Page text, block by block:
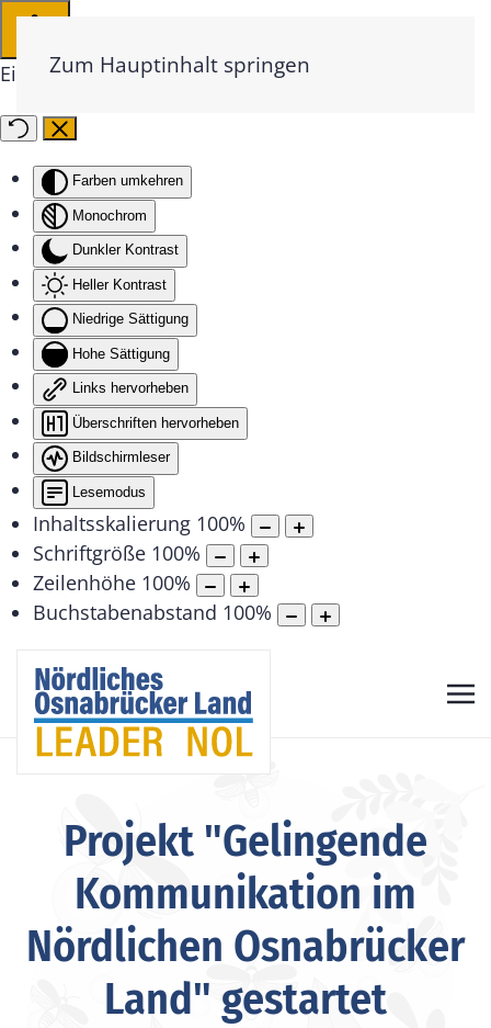
Eingabehilfen öffnen
Farben umkehren
Monochrom
Dunkler Kontrast
Heller Kontrast
Niedrige Sättigung
Hohe Sättigung
Links hervorheben
Überschriften hervorheben
Bildschirmleser
Lesemodus
Inhaltsskalierung 100%
Schriftgröße 100%
Zeilenhöhe 100%
Buchstabenabstand 100%
Zum Hauptinhalt springen
Projekt "Gelingende
Kommunikation im
Nördlichen Osnabrücker
Land" gestartet